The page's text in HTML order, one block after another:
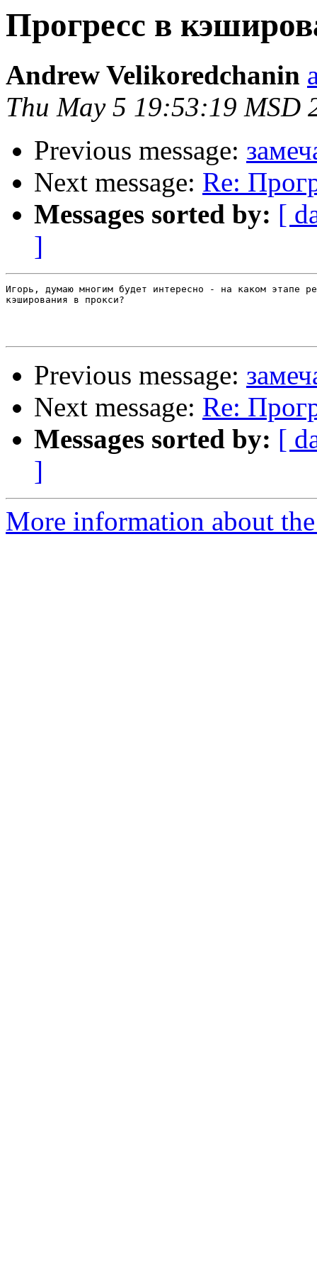
Прогресс в
Andrew Velikoredchanin
Thu May 5 19:53:19 MSD
Previous message:
Next message: Re:
Messages sorted by: [
]
Игорь, думаю многим будет интересно - на каком этапе
кэширования в прокси?
Previous message:
Next message: Re:
Messages sorted by: [
]
More information about